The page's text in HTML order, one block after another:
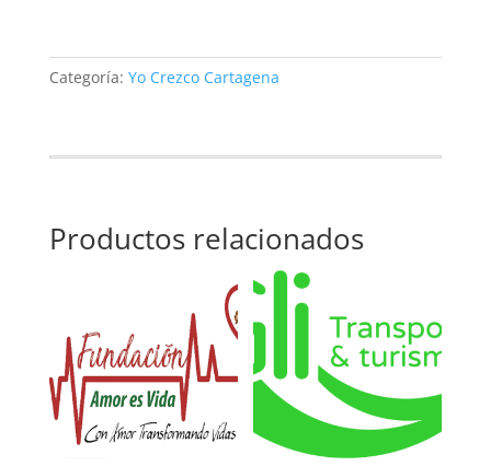
Categoría: Yo Crezco Cartagena
Productos relacionados